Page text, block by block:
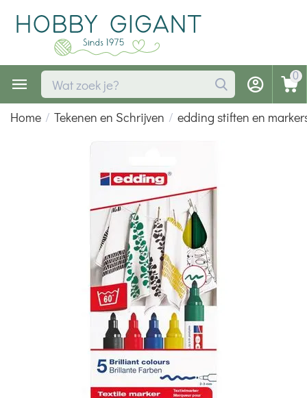
0
Home / Tekenen en Schrijven / edding stiften en